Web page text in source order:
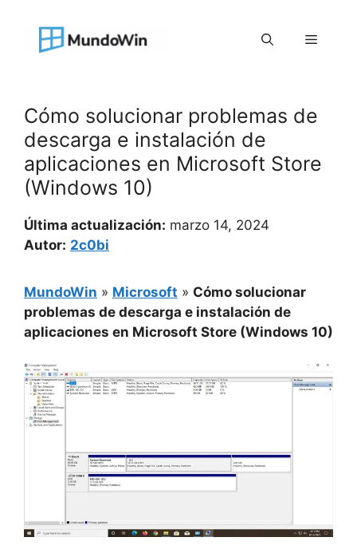
contenido
Menú
Cómo solucionar problemas de
descarga e instalación de
aplicaciones en Microsoft Store
(Windows 10)
Última actualización: marzo 14, 2024
Autor: 2c0bi
MundoWin » Microsoft » Cómo solucionar
problemas de descarga e instalación de
aplicaciones en Microsoft Store (Windows 10)